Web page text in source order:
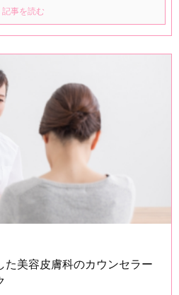
記事を読む
た美容皮膚科のカウンセラー